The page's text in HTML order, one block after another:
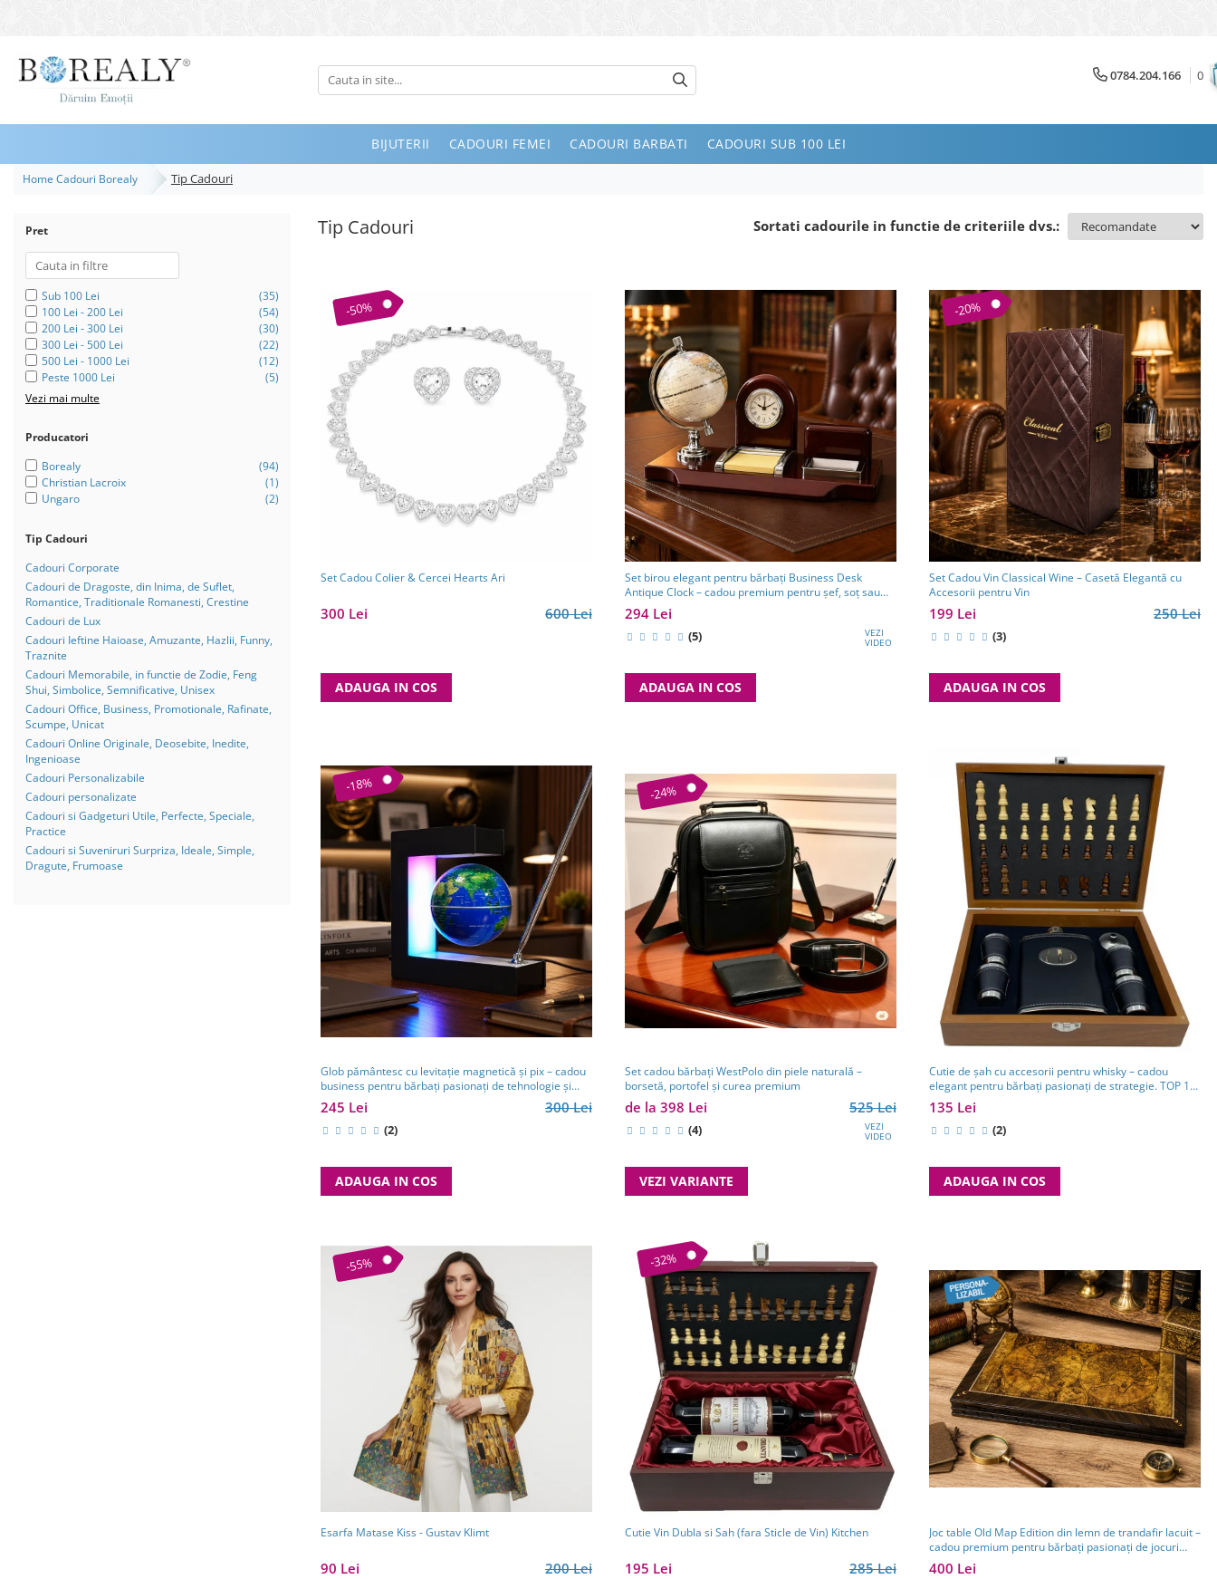
Bijuterii
Inele
Bratari
Seturi
Brose
Tiare
Destinatari
Bijuterii Femei
Bijuterii Copii
Bijuterii Mirese
Selectii
Reduceri
Cele mai noi
Cele mai votate
Cu video
Pret
0 Lei - 100 Lei
100 Lei - 200 Lei
200 Lei - 300 Lei
300 Lei - 500 Lei
500 Lei - 1000 Lei
1000 Lei +
0784.204.166 0
BIJUTERII CADOURI FEMEI CADOURI BARBATI CADOURI SUB 100 LEI
Home Cadouri Borealy Tip Cadouri
Tip Cadouri Sortati cadourile in functie de criteriile dvs.:
Pret
Sub 100 Lei
(35)
100 Lei - 200 Lei
(54)
200 Lei - 300 Lei
(30)
300 Lei - 500 Lei
(22)
500 Lei - 1000 Lei
(12)
Peste 1000 Lei
(5)
Vezi mai multe
Producatori
Borealy
(94)
Christian Lacroix
(1)
Ungaro
(2)
Tip Cadouri
Cadouri Corporate
Cadouri de Dragoste, din Inima, de Suflet,
Romantice, Traditionale Romanesti, Crestine
Cadouri de Lux
Cadouri Ieftine Haioase, Amuzante, Hazlii, Funny,
Traznite
Cadouri Memorabile, in functie de Zodie, Feng
Shui, Simbolice, Semnificative, Unisex
Cadouri Office, Business, Promotionale, Rafinate,
Scumpe, Unicat
Cadouri Online Originale, Deosebite, Inedite,
Ingenioase
Cadouri Personalizabile
Cadouri personalizate
Cadouri si Gadgeturi Utile, Perfecte, Speciale,
Practice
Cadouri si Suveniruri Surpriza, Ideale, Simple,
Dragute, Frumoase
-50%
Set Cadou Colier & Cercei Hearts Ari
600 Lei
300 Lei
ADAUGA IN COS
Set birou elegant pentru bărbați Business Desk
Antique Clock – cadou premium pentru șef, soț sau
partener de afaceri
294 Lei
(5) VEZI
VIDEO
ADAUGA IN COS
-20%
Set Cadou Vin Classical Wine – Casetă Elegantă cu
Accesorii pentru Vin
250 Lei
199 Lei
(3)
ADAUGA IN COS
-18%
Glob pământesc cu levitație magnetică și pix – cadou
business pentru bărbați pasionați de tehnologie și
călătorii
300 Lei
245 Lei
(2)
ADAUGA IN COS
-24%
Set cadou bărbați WestPolo din piele naturală –
borsetă, portofel și curea premium
525 Lei
de la 398 Lei
(4) VEZI
VIDEO
VEZI VARIANTE
Cutie de șah cu accesorii pentru whisky – cadou
elegant pentru bărbați pasionați de strategie. TOP 10
Cadouri Barbati
135 Lei
(2)
ADAUGA IN COS
-55%
Esarfa Matase Kiss - Gustav Klimt
200 Lei
90 Lei
-32%
Cutie Vin Dubla si Sah (fara Sticle de Vin) Kitchen
285 Lei
195 Lei
Joc table Old Map Edition din lemn de trandafir lacuit –
cadou premium pentru bărbați pasionați de jocuri
clasice
400 Lei